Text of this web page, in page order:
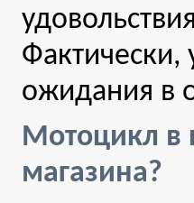
Фактически,
ожидания в
Мотоцикл в
магазина?